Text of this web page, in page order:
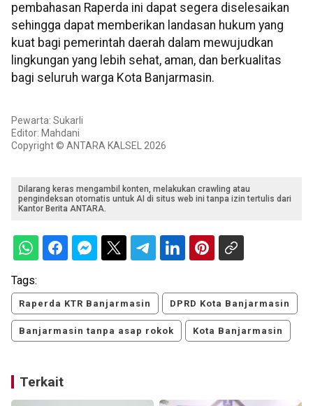
pembahasan Raperda ini dapat segera diselesaikan
sehingga dapat memberikan landasan hukum yang
kuat bagi pemerintah daerah dalam mewujudkan
lingkungan yang lebih sehat, aman, dan berkualitas
bagi seluruh warga Kota Banjarmasin.
Pewarta: Sukarli
Editor: Mahdani
Copyright © ANTARA KALSEL 2026
Dilarang keras mengambil konten, melakukan crawling atau
pengindeksan otomatis untuk AI di situs web ini tanpa izin tertulis dari
Kantor Berita ANTARA.
Tags:
Raperda KTR Banjarmasin DPRD Kota Banjarmasin
Banjarmasin tanpa asap rokok Kota Banjarmasin
Terkait